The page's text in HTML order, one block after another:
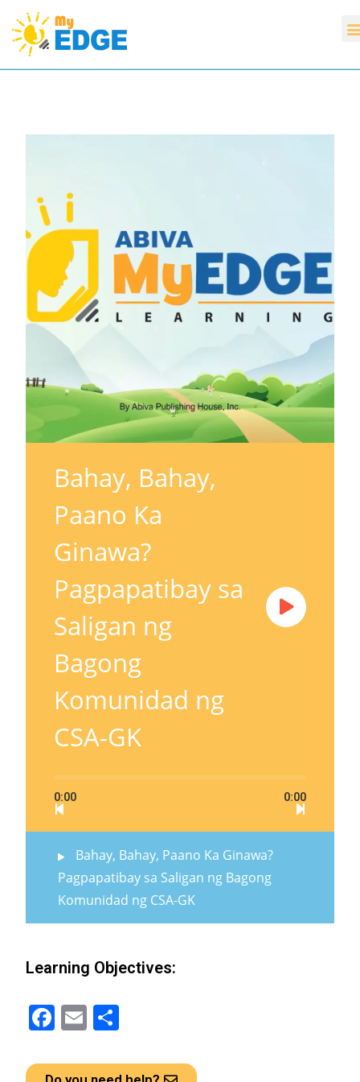
Bahay, Bahay,
Paano Ka
Ginawa?
Pagpapatibay sa
Saligan ng
Bagong
Komunidad ng
CSA-GK
0:00 0:00
Bahay, Bahay, Paano Ka Ginawa?
Pagpapatibay sa Saligan ng Bagong
Komunidad ng CSA-GK
Learning Objectives:
F
ce
E
ail ar